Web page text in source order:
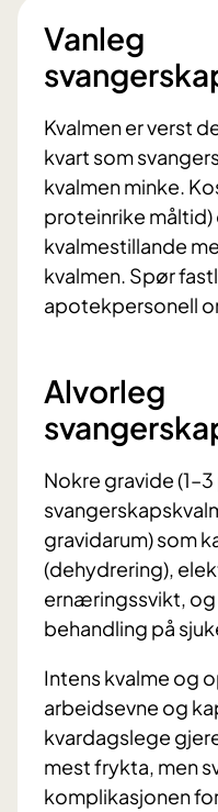
Vanleg
Kvalmen er verst
kvart som
kvalmen minke.
proteinrike
kvalmestillande
kvalmen. Spør
apotekpersonell
Alvorleg
Nokre gravide
gravidarum) som
(dehydrering),
ernæringssvikt,
behandling på
Intens kvalme og
arbeidsevne og
kvardagslege
mest frykta, men
komplikasjonen